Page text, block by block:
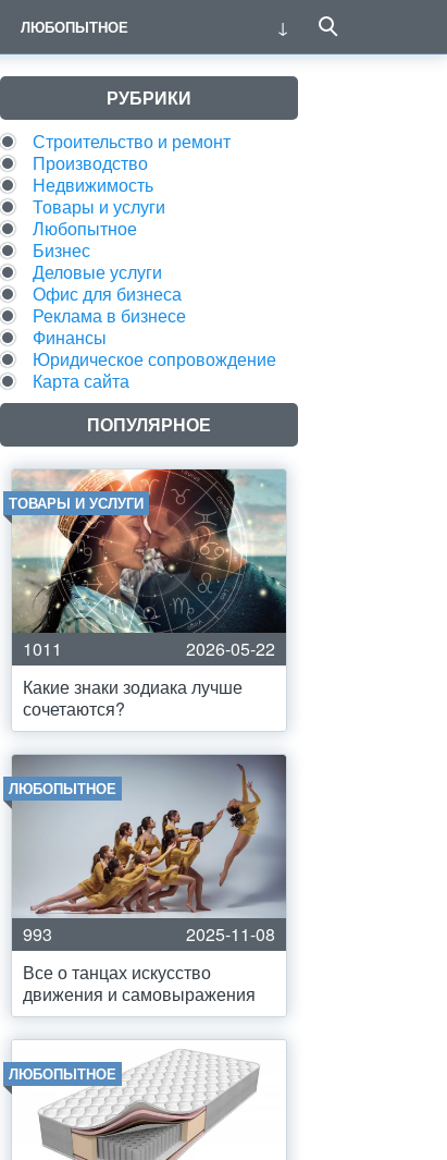
ЛЮБОПЫТНОЕ
РУБРИКИ
Строительство и ремонт
Производство
Недвижимость
Товары и услуги
Любопытное
Бизнес
Деловые услуги
Офис для бизнеса
Реклама в бизнесе
Финансы
Юридическое сопровождение
Карта сайта
ПОПУЛЯРНОЕ
ТОВАРЫ И УСЛУГИ
1011
2026-05-22
Какие знаки зодиака лучше
сочетаются?
ЛЮБОПЫТНОЕ
993
2025-11-08
Все о танцах искусство
движения и самовыражения
ЛЮБОПЫТНОЕ